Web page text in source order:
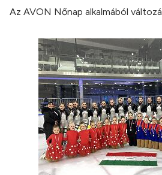
Az AVON Nőnap alkalmából